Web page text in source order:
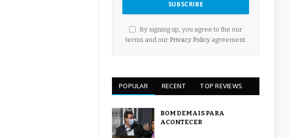
By signing up, you agree to the our
terms and our Privacy Policyagreement.
POPULAR RECENT TOP REVIEWS
BOM DEMAIS PARA
ACONTECER